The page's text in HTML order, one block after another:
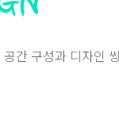
간 구성과 디자인